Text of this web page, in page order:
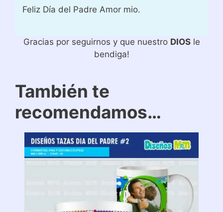
Feliz Día del Padre Amor mio.
Gracias por seguirnos y que nuestro DIOSle
bendiga!
También te
recomendamos…